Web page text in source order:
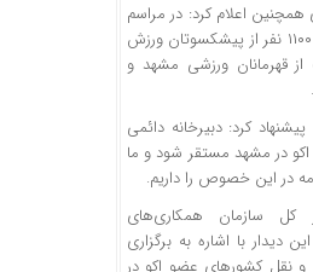
همچنین اعلام کرد: در مراسم
افتتاحیه این مسابقات ۱۱۰۰ نفر از پیشکسوتان ورزش
قهرمانان ورزشی مشهد و
کرد: دبیرخانه دائمی
در مشهد مستقر شود و ما
در این خصوص را داریم.
کل سازمان همکاری‌های
دیدار با اشاره به برگزاری
نقل کشورهای عضو اکو در